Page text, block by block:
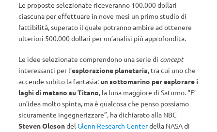
Le proposte selezionate riceveranno 100.000 dollari
ciascuna per effettuare in nove mesi un primo studio di
fattibilità, superato il quale potranno ambire ad ottenere
ulteriori 500.000 dollari per un’analisi più approfondita.
Le idee selezionate comprendono una serie di concept
interessanti per l’esplorazione planetaria, tra cui uno che
accende subito la fantasia: un sottomarino per esplorare i
laghi di metano su Titano, la luna maggiore di Saturno. “E’
un’idea molto spinta, ma è qualcosa che penso possiamo
sicuramente ingegnerizzare”, ha dichiarato alla NBC
Steven Olesondel Glenn Research Centerdella NASA di